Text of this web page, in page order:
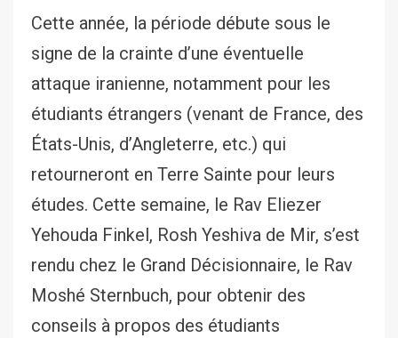
Cette année, la période débute sous le
signe de la crainte d’une éventuelle
attaque iranienne, notamment pour les
étudiants étrangers (venant de France, des
États-Unis, d’Angleterre, etc.) qui
retourneront en Terre Sainte pour leurs
études. Cette semaine, le Rav Eliezer
Yehouda Finkel, Rosh Yeshiva de Mir, s’est
rendu chez le Grand Décisionnaire, le Rav
Moshé Sternbuch, pour obtenir des
conseils à propos des étudiants